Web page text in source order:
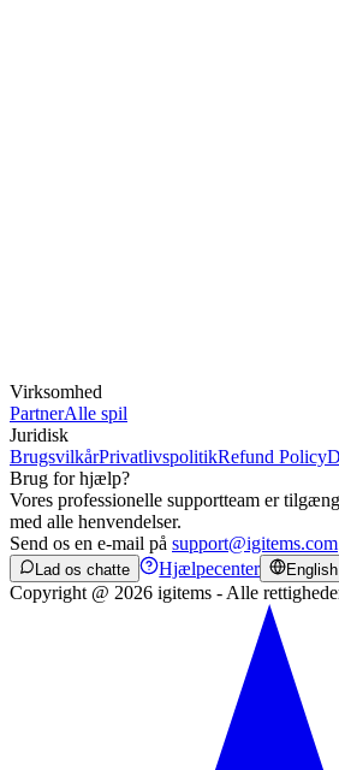
Virksomhed
PartnerAlle spil
Juridisk
BrugsvilkårPrivatlivspolitikRefund Policy
Brug for hjælp?
Vores professionelle supportteam er
med alle henvendelser.
Send os en e-mail på support@igitems.com
Lad os chatte Hjælpecenter English
Copyright @ 2026 igitems - Alle